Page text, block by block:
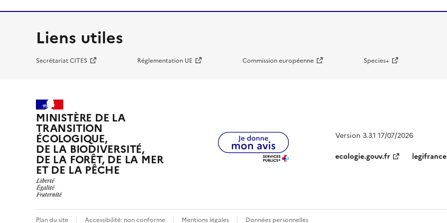
Liens utiles
Secrétariat CITES Réglementation UE Commission européenne Species+
MINISTÈRE DE LA
TRANSITION
ÉCOLOGIQUE,
DE LA BIODIVERSITÉ,
DE LA FORÊT, DE LA MER
ET DE LA PÊCHE
Version 3.3.1 17/07/2026
ecologie.gouv.fr
Plan du site Accessibilité: non conforme Mentions légales Données personnelles